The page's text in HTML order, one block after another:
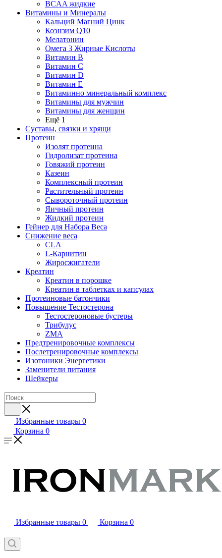
BCAA жидкие
Витамины и Минералы
Кальций Магний Цинк
Коэнзим Q10
Мелатонин
Омега 3 Жирные Кислоты
Витамин B
Витамин C
Витамин D
Витамин E
Витаминно минеральный комплекс
Витамины для мужчин
Витамины для женщин
Ещё 1
Суставы, связки и хрящи
Протеин
Изолят протеина
Гидролизат протеина
Говяжий протеин
Казеин
Комплексный протеин
Растительный протеин
Сывороточный протеин
Яичный протеин
Жидкий протеин
Гейнер для Набора Веса
Снижение веса
CLA
L-Карнитин
Жиросжигатели
Креатин
Креатин в порошке
Креатин в таблетках и капсулах
Протеиновые батончики
Повышение Тестостерона
Тестостероновые бустеры
Трибулус
ZMA
Предтренировочные комплексы
Послетренировочные комплексы
Изотоники Энергетики
Заменители питания
Шейкеры
Избранные товары 0
Корзина 0
Избранные товары 0 Корзина 0